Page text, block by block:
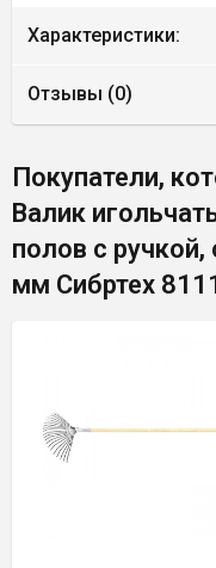
Характеристики:
Отзывы (0)
Покупатели,
Валик
полов с ручкой,
мм Сибртех